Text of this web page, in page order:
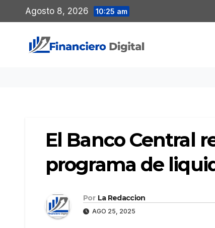
al
contenido
Agosto 8, 2026 10:25 am
El Banco Central
programa de
Por La Redaccion
AGO 25, 2025